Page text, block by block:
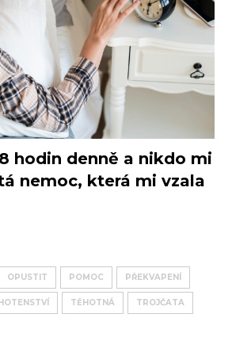
hodin denně a nikdo mi
nemoc, která mi vzala
OPUSTIT POMOC PŘEKVAPENÍ
TĚHOTNÁ TROJČATA